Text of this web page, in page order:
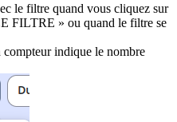
le filtre quand vous cliquez sur
FILTRE » ou quand le filtre se
indique le nombre